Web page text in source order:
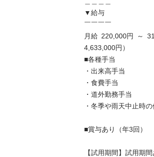
▼給与
￣￣￣￣
月給 220,000円 ～
4,633,000円）
■各種手当
・出来高手当
・食費手当
・道外勤務手当
・冬季や雨天中止時
■賞与あり（年3回）
【試用期間】試用期間